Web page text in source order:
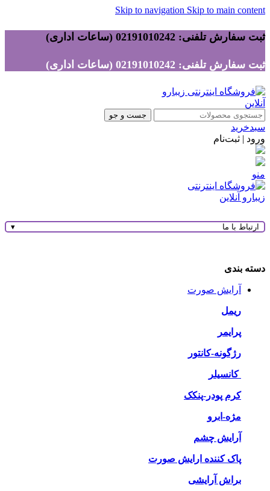
Skip to navigation Skip to main content
ثبت سفارش تلفنی: 02191010242 (ساعات اداری)
ثبت سفارش تلفنی: 02191010242 (ساعات اداری)
جست و جو
سبدخرید
ورود | ثبت‌نام
منو
ارتباط با ما ▾
دسته بندی
آرایش صورت
ریمل
پرایمر
رژگونه-کانتور
کانسیلر
کرم پودر-پنکک
مژه-ابرو
آرایش چشم
پاک کننده ارایش صورت
براش آرایشی